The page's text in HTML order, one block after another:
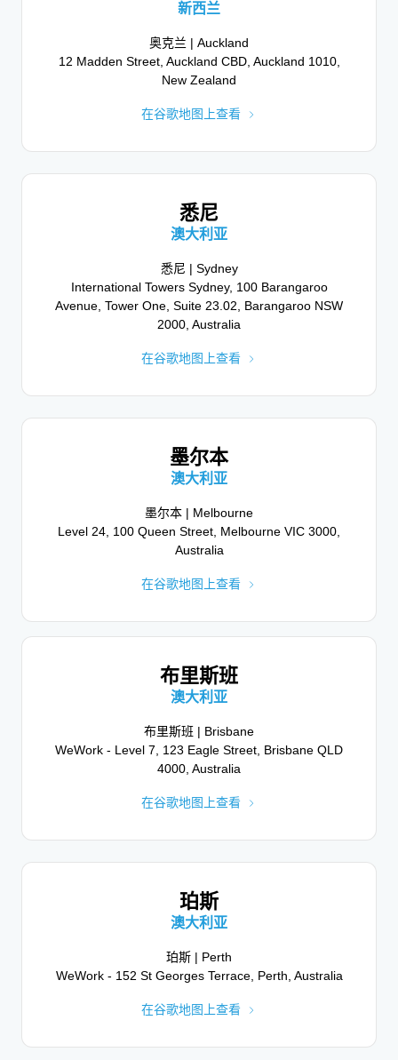
新西兰
奥克兰 | Auckland
12 Madden Street, Auckland CBD, Auckland 1010,
New Zealand
在谷歌地图上查看
悉尼
澳大利亚
悉尼 | Sydney
International Towers Sydney, 100 Barangaroo
Avenue, Tower One, Suite 23.02, Barangaroo NSW
2000, Australia
在谷歌地图上查看
墨尔本
澳大利亚
墨尔本 | Melbourne
Level 24, 100 Queen Street, Melbourne VIC 3000,
Australia
在谷歌地图上查看
布里斯班
澳大利亚
布里斯班 | Brisbane
WeWork - Level 7, 123 Eagle Street, Brisbane QLD
4000, Australia
在谷歌地图上查看
珀斯
澳大利亚
珀斯 | Perth
WeWork - 152 St Georges Terrace, Perth, Australia
在谷歌地图上查看
美国加利福尼亚州
门洛帕克 (总部) | Menlo Park (HQ)
135 Constitution Dr, Menlo Park, CA 94025, USA
美国华盛顿
1646 123rd Ave NE, Floors 1-11, Bellevue, WA
98005, USA
在谷歌地图上查看
纽约市
纽约 | New York City
在谷歌地图上查看
丹佛
美国科罗拉多州
丹佛 | Denver
1700 Broadway, 14th Floor, Denver, CO 80290, USA
在谷歌地图上查看
155 Seaport Blvd, Suite 304, Boston, MA 02110,
USA
在谷歌地图上查看
亚特兰大
荷兰
阿姆斯特丹 | Amsterdam
Gustav Mahlerlaan 300-314, Amsterdam,
Netherlands
在谷歌地图上查看
柏林
德国
柏林 | Berlin
Leipziger Platz 18, 10117 Berlin, Germany
在谷歌地图上查看
哥本哈根
哥本哈根 | Copenhagen
在谷歌地图上查看
迪拜
阿拉伯联合酋长国
迪拜 | Dubai
Business Central Towers - Office No 1905 - Tower A
UAE
在谷歌地图上查看
都柏林
都柏林 (爱尔兰) | Dublin
1, D01 V4A3, Ireland